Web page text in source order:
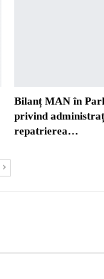
Bilanț MAN în
privind
repatrierea…